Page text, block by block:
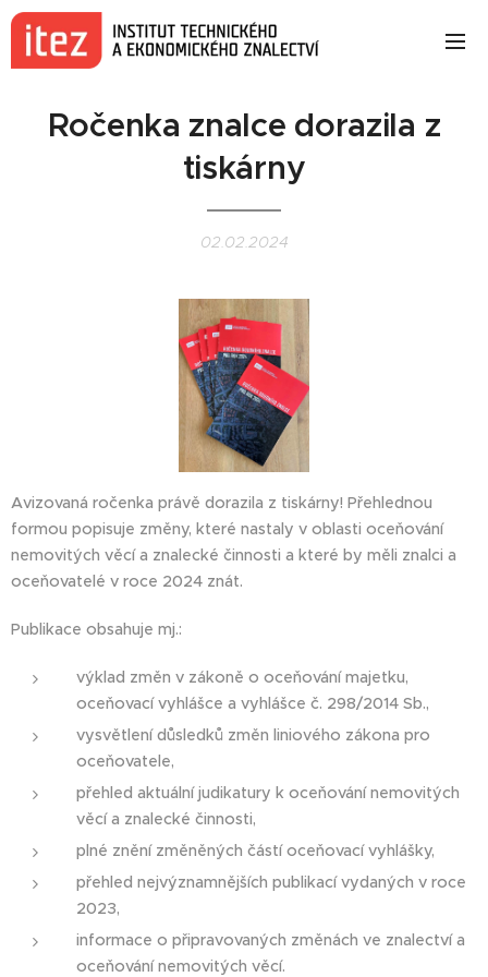
Ročenka znalce dorazila z
tiskárny
02.02.2024
Avizovaná ročenka právě dorazila z tiskárny! Přehlednou
formou popisuje změny, které nastaly v oblasti oceňování
nemovitých věcí a znalecké činnosti a které by měli znalci a
oceňovatelé v roce 2024 znát.
Publikace obsahuje mj.:
výklad změn v zákoně o oceňování majetku,
oceňovací vyhlášce a vyhlášce č. 298/2014 Sb.,
vysvětlení důsledků změn liniového zákona pro
oceňovatele,
přehled aktuální judikatury k oceňování nemovitých
věcí a znalecké činnosti,
plné znění změněných částí oceňovací vyhlášky,
přehled nejvýznamnějších publikací vydaných v roce
2023,
informace o připravovaných změnách ve znalectví a
oceňování nemovitých věcí.